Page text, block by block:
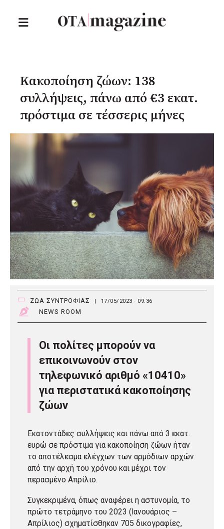
Κακοποίηση ζώων: 138
συλλήψεις, πάνω από €3 εκατ.
πρόστιμα σε τέσσερις μήνες
ΖΩΑ ΣΥΝΤΡΟΦΙΑΣ 17/05/2023 · 09:36
NEWS ROOM
Οι πολίτες μπορούν να
επικοινωνούν στον
τηλεφωνικό αριθμό «10410»
για περιστατικά κακοποίησης
ζώων
Εκατοντάδες συλλήψεις και πάνω από 3 εκατ.
ευρώ σε πρόστιμα για κακοποίηση ζώων ήταν
το αποτέλεσμα ελέγχων των αρμόδιων αρχών
από την αρχή του χρόνου και μέχρι τον
περασμένο Απρίλιο.
Συγκεκριμένα, όπως αναφέρει η αστυνομία, το
πρώτο τετράμηνο του 2023 (Ιανουάριος –
Απρίλιος) σχηματίσθηκαν 705 δικογραφίες,